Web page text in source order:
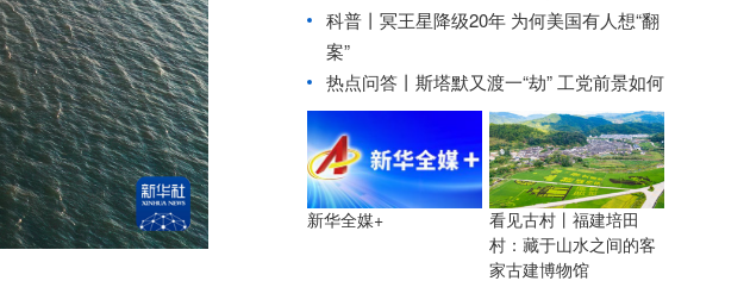
科普丨冥王星降级20年 为何美国有人想“翻
案”
热点问答丨斯塔默又渡一“劫” 工党前景如何
新华全媒+
看见古村丨福建培田
村：藏于山水之间的客
家古建博物馆